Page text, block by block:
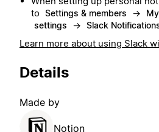
to Settings & members →
settings
→ Slack
Learn more about using Slack
Details
Made by
Notion